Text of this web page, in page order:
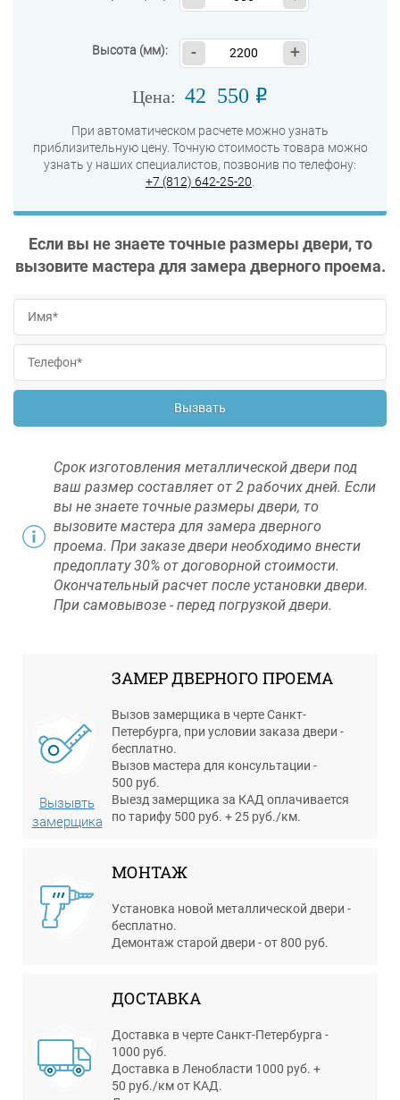
Высота (мм): - +
Цена: 42 550 o
При автоматическом расчете можно узнать
приблизительную цену. Точную стоимость товара можно
узнать у наших специалистов, позвонив по телефону:
+7 (812) 642-25-20
Если вы не знаете точные размеры двери, то
вызовите мастера для замера дверного проема.
Вызвать
Срок изготовления металлической двери под
ваш размер составляет от 2 рабочих дней. Если
вы не знаете точные размеры двери, то
вызовите мастера для замера дверного
проема. При заказе двери необходимо внести
предоплату 30% от договорной стоимости.
Окончательный расчет после установки двери.
При самовывозе - перед погрузкой двери.
Вызывть
замерщика
ЗАМЕР ДВЕРНОГО ПРОЕМА
Вызов замерщика в черте Санкт-
Петербурга, при условии заказа двери -
бесплатно.
Вызов мастера для консультации -
500 руб.
Выезд замерщика за КАД оплачивается
по тарифу 500 руб. + 25 руб./км.
МОНТАЖ
Установка новой металлической двери -
бесплатно.
Демонтаж старой двери - от 800 руб.
ДОСТАВКА
Доставка в черте Санкт-Петербурга -
1000 руб.
Доставка в Ленобласти 1000 руб. +
50 руб./км от КАД.